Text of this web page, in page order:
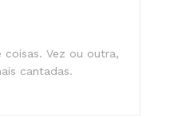
coisas. Vez ou outra,
cantadas.